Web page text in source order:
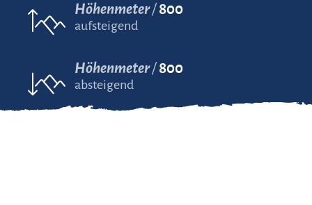
Höhenmeter 800
aufsteigend
Höhenmeter 800
absteigend